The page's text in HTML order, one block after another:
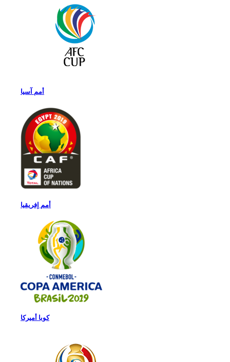
أمم آسيا
أمم إفريقيا
كوبا أميركا